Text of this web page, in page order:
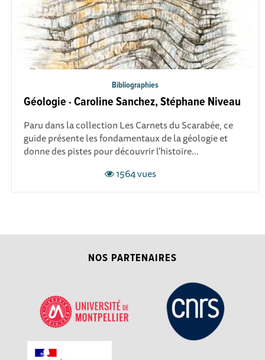
Bibliographies
Géologie · Caroline Sanchez, Stéphane Niveau
Paru dans la collection Les Carnets du Scarabée, ce
guide présente les fondamentaux de la géologie et
donne des pistes pour découvrir l'histoire...
1564 vues
NOS PARTENAIRES